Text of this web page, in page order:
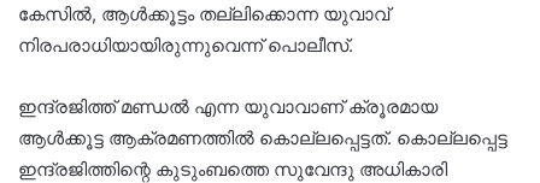
കേസിൽ, ആൾക്കൂട്ടം തല്ലിക്കൊന്ന യുവാവ്
നിരപരാധിയായിരുന്നുവെന്ന് പൊലീസ്.
ഇന്ദ്രജിത്ത് മണ്ഡൽ എന്ന യുവാവാണ് ക്രൂരമായ
ആൾക്കൂട്ട ആക്രമണത്തിൽ കൊല്ലപ്പെട്ടത്. കൊല്ലപ്പെട്ട
ഇന്ദ്രജിത്തിന്റെ കുടുംബത്തെ സുവേന്ദു അധികാരി